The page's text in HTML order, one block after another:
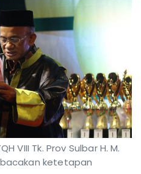
VIII Tk. Prov Sulbar H. M.
ketetapan